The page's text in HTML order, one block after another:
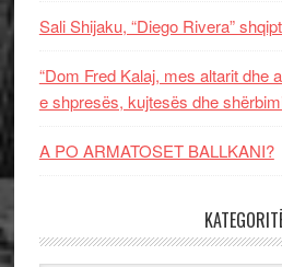
Sali Shijaku, “Diego Rivera”
“Dom Fred Kalaj, mes altarit dhe
e shpresës, kujtesës dhe
A PO ARMATOSET BALLKANI?